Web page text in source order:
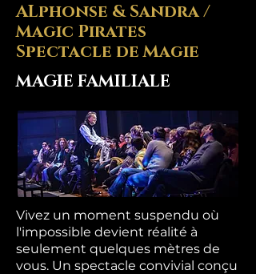
ALphonse & Sandra /
Magic Pirates
Spectacle de Magie
MAGIE FAMILIALE
Vivez un moment suspendu où
l'impossible devient réalité à
seulement quelques mètres de
vous. Un spectacle convivial conçu